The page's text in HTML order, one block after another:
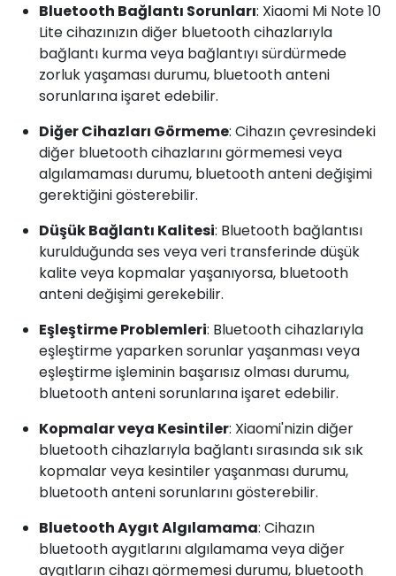
Bluetooth Bağlantı Sorunları: Xiaomi Mi Note 10
Lite cihazınızın diğer bluetooth cihazlarıyla
bağlantı kurma veya bağlantıyı sürdürmede
zorluk yaşaması durumu, bluetooth anteni
sorunlarına işaret edebilir.
Diğer Cihazları Görmeme: Cihazın çevresindeki
diğer bluetooth cihazlarını görmemesi veya
algılamaması durumu, bluetooth anteni değişimi
gerektiğini gösterebilir.
Düşük Bağlantı Kalitesi: Bluetooth bağlantısı
kurulduğunda ses veya veri transferinde düşük
kalite veya kopmalar yaşanıyorsa, bluetooth
anteni değişimi gerekebilir.
Eşleştirme Problemleri: Bluetooth cihazlarıyla
eşleştirme yaparken sorunlar yaşanması veya
eşleştirme işleminin başarısız olması durumu,
bluetooth anteni sorunlarına işaret edebilir.
Kopmalar veya Kesintiler: Xiaomi'nizin diğer
bluetooth cihazlarıyla bağlantı sırasında sık sık
kopmalar veya kesintiler yaşanması durumu,
bluetooth anteni sorunlarını gösterebilir.
Bluetooth Aygıt Algılamama: Cihazın
bluetooth aygıtlarını algılamama veya diğer
aygıtların cihazı görmemesi durumu, bluetooth